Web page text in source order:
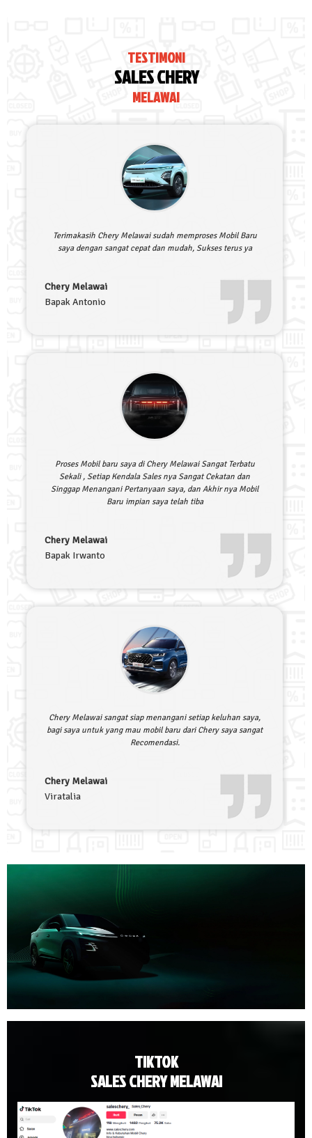
TESTIMONI
SALES CHERY
MELAWAI
Terimakasih Chery Melawai sudah memproses Mobil Baru
saya dengan sangat cepat dan mudah, Sukses terus ya
Chery Melawai
Bapak Antonio
Proses Mobil baru saya di Chery Melawai Sangat Terbatu
Sekali , Setiap Kendala Sales nya Sangat Cekatan dan
Singgap Menangani Pertanyaan saya, dan Akhir nya Mobil
Baru impian saya telah tiba
Chery Melawai
Bapak Irwanto
Chery Melawai sangat siap menangani setiap keluhan saya,
bagi saya untuk yang mau mobil baru dari Chery saya sangat
Recomendasi.
Chery Melawai
Viratalia
TIKTOK
SALES CHERY MELAWAI